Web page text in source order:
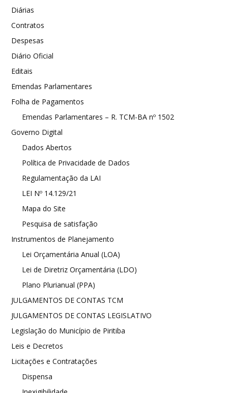
Diárias
Contratos
Despesas
Diário Oficial
Editais
Emendas Parlamentares
Folha de Pagamentos
Emendas Parlamentares – R. TCM-BA nº 1502
Governo Digital
Dados Abertos
Política de Privacidade de Dados
Regulamentação da LAI
LEI Nº 14.129/21
Mapa do Site
Pesquisa de satisfação
Instrumentos de Planejamento
Lei Orçamentária Anual (LOA)
Lei de Diretriz Orçamentária (LDO)
Plano Plurianual (PPA)
JULGAMENTOS DE CONTAS TCM
JULGAMENTOS DE CONTAS LEGISLATIVO
Legislação do Município de Piritiba
Leis e Decretos
Licitações e Contratações
Dispensa